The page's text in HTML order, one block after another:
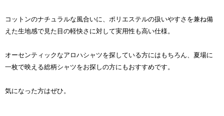
コットンのナチュラルな風合いに、ポリエステルの扱いやすさを兼ね備
えた生地感で見た目の軽快さに対して実用性も高い仕様。
オーセンティックなアロハシャツを探している方にはもちろん、夏場に
一枚で映える総柄シャツをお探しの方にもおすすめです。
気になった方はぜひ。